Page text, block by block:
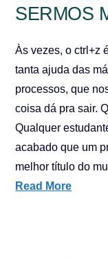
SERMOS
Às vezes, o ctrl+z
tanta ajuda das
processos, que
coisa dá pra sair.
Qualquer
acabado que um
melhor título do
Read More